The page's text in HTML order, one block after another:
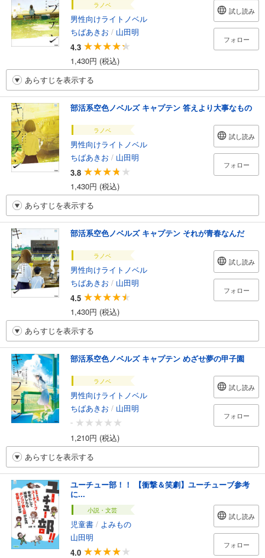
ラノベ
男性向けライトノベル
ちばあきお / 山田明
4.3
1,430円 (税込)
試し読み
フォロー
あらすじを表示する
部活系空色ノベルズ キャプテン 答えより大事なもの
ラノベ
男性向けライトノベル
ちばあきお / 山田明
3.8
1,430円 (税込)
試し読み
フォロー
あらすじを表示する
部活系空色ノベルズ キャプテン それが青春なんだ
ラノベ
男性向けライトノベル
ちばあきお / 山田明
4.5
1,430円 (税込)
試し読み
フォロー
あらすじを表示する
部活系空色ノベルズ キャプテン めざせ夢の甲子園
ラノベ
男性向けライトノベル
ちばあきお / 山田明
-
1,210円 (税込)
試し読み
フォロー
あらすじを表示する
ユーチュー部！！ 【衝撃＆笑劇】ユーチューブ参考
に...
小説・文芸
児童書 / よみもの
山田明
4.0
試し読み
フォロー